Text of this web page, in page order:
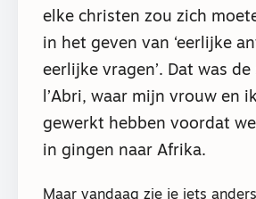
elke christen zou zich
in het geven van ‘eerlijke
eerlijke vragen’. Dat was
l’Abri, waar mijn vrouw en
gewerkt hebben voordat
in gingen naar Afrika.
Maar vandaag zie je iets